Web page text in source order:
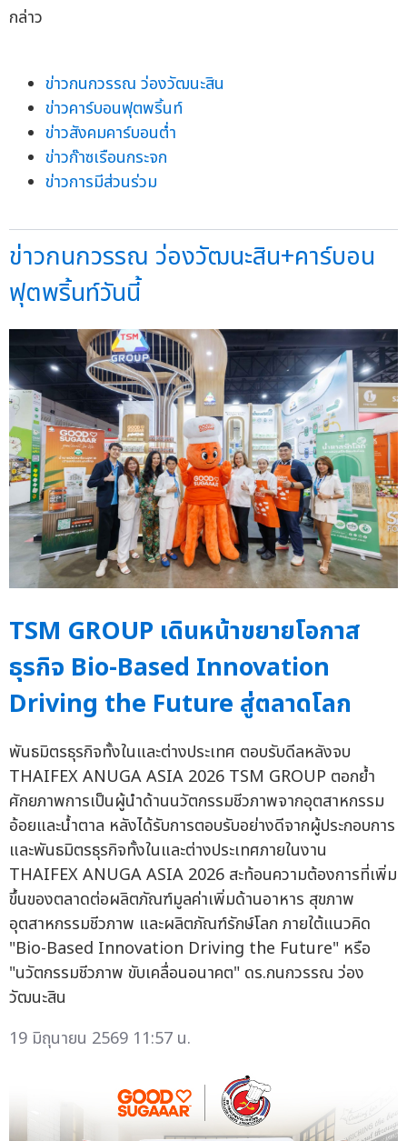
กล่าว
ข่าวกนกวรรณ ว่องวัฒนะสิน
ข่าวคาร์บอนฟุตพริ้นท์
ข่าวสังคมคาร์บอนต่ำ
ข่าวก๊าซเรือนกระจก
ข่าวการมีส่วนร่วม
ข่าวกนกวรรณ ว่องวัฒนะสิน+คาร์บอน
ฟุตพริ้นท์วันนี้
TSM GROUP เดินหน้าขยายโอกาส
ธุรกิจ Bio-Based Innovation
Driving the Future สู่ตลาดโลก
พันธมิตรธุรกิจทั้งในและต่างประเทศ ตอบรับดีลหลังจบ
THAIFEX ANUGA ASIA 2026 TSM GROUP ตอกย้ำ
ศักยภาพการเป็นผู้นำด้านนวัตกรรมชีวภาพจากอุตสาหกรรม
อ้อยและน้ำตาล หลังได้รับการตอบรับอย่างดีจากผู้ประกอบการ
และพันธมิตรธุรกิจทั้งในและต่างประเทศภายในงาน
THAIFEX ANUGA ASIA 2026 สะท้อนความต้องการที่เพิ่ม
ขึ้นของตลาดต่อผลิตภัณฑ์มูลค่าเพิ่มด้านอาหาร สุขภาพ
อุตสาหกรรมชีวภาพ และผลิตภัณฑ์รักษ์โลก ภายใต้แนวคิด
"Bio-Based Innovation Driving the Future" หรือ
"นวัตกรรมชีวภาพ ขับเคลื่อนอนาคต" ดร.กนกวรรณ ว่อง
วัฒนะสิน
19 มิถุนายน 2569 11:57 น.